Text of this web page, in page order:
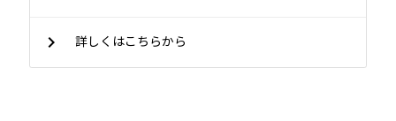
詳しくはこちらから
chevron_right